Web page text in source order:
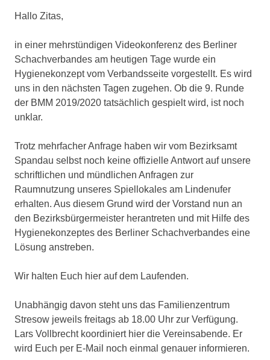
Hallo Zitas,
in einer mehrstündigen Videokonferenz des Berliner
Schachverbandes am heutigen Tage wurde ein
Hygienekonzept vom Verbandsseite vorgestellt. Es wird
uns in den nächsten Tagen zugehen. Ob die 9. Runde
der BMM 2019/2020 tatsächlich gespielt wird, ist noch
unklar.
Trotz mehrfacher Anfrage haben wir vom Bezirksamt
Spandau selbst noch keine offizielle Antwort auf unsere
schriftlichen und mündlichen Anfragen zur
Raumnutzung unseres Spiellokales am Lindenufer
erhalten. Aus diesem Grund wird der Vorstand nun an
den Bezirksbürgermeister herantreten und mit Hilfe des
Hygienekonzeptes des Berliner Schachverbandes eine
Lösung anstreben.
Wir halten Euch hier auf dem Laufenden.
Unabhängig davon steht uns das Familienzentrum
Stresow jeweils freitags ab 18.00 Uhr zur Verfügung.
Lars Vollbrecht koordiniert hier die Vereinsabende. Er
wird Euch per E-Mail noch einmal genauer informieren.